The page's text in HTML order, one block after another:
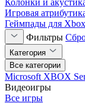
Игровая
Геймпады для Xbox
Фильтры
Категория
Все категории
Microsoft XBOX
Видеоигры
Все игры